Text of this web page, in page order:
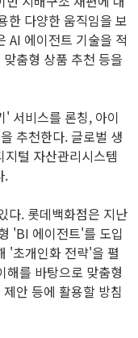
한 다양한 움직임을 보
AI 에이전트 기술을 적
춤형 상품 추천 등을
서비스를 론칭, 아이
추천한다. 글로벌 생
털 자산관리시스템
.
다. 롯데백화점은 지난
'BI 에이전트'를 도입
'초개인화 전략'을 펼
해를 바탕으로 맞춤형
안 등에 활용할 방침